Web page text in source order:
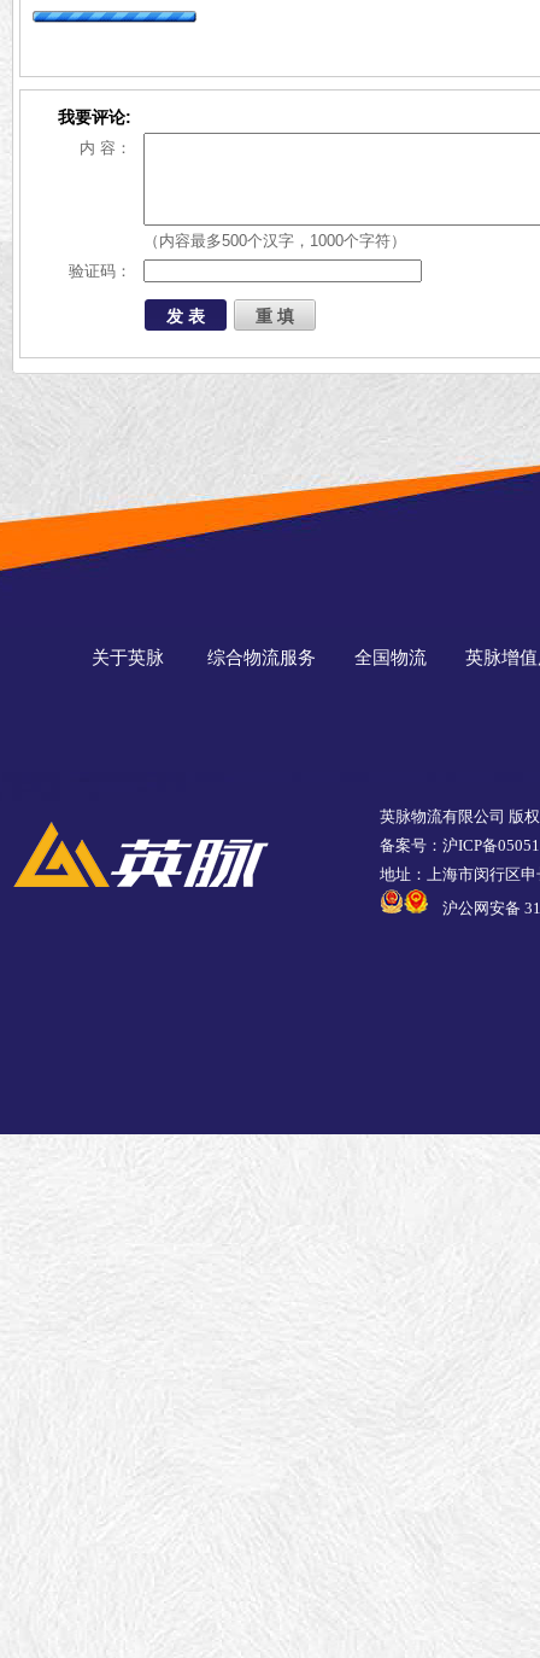
我要评论:
内 容：
（内容最多500个汉字，1000个字符）
验证码：
关于英脉 综合物流服务 全国物流 英脉增
英脉物流有限公司 版
备案号：沪ICP备
地址：上海市闵行区
沪公网安备